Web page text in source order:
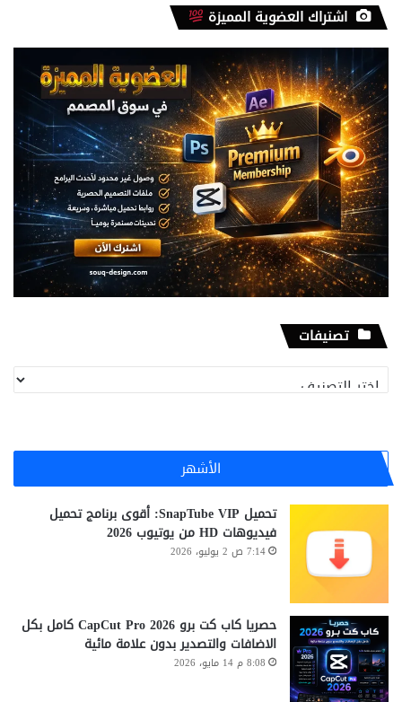
Build
22631.3007
اشتراك العضوية المميزة
تصنيفات
تصنيفات
الأشهر
تحميل SnapTube VIP: أقوى برنامج تحميل
فيديوهات HD من يوتيوب 2026
7:14 ص 2 يوليو، 2026
حصريا كاب كت برو CapCut Pro 2026 كامل بكل
الاضافات والتصدير بدون علامة مائية
8:08 م 14 مايو، 2026